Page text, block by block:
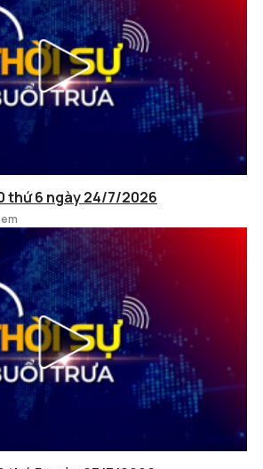
thứ 6 ngày 24/7/2026